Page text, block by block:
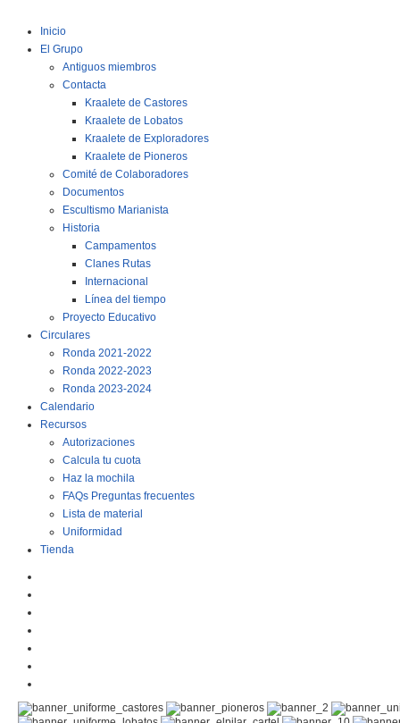
Inicio
El Grupo
Antiguos miembros
Contacta
Kraalete de Castores
Kraalete de Lobatos
Kraalete de Exploradores
Kraalete de Pioneros
Comité de Colaboradores
Documentos
Escultismo Marianista
Historia
Campamentos
Clanes Rutas
Internacional
Línea del tiempo
Proyecto Educativo
Circulares
Ronda 2021-2022
Ronda 2022-2023
Ronda 2023-2024
Calendario
Recursos
Autorizaciones
Calcula tu cuota
Haz la mochila
FAQs Preguntas frecuentes
Lista de material
Uniformidad
Tienda